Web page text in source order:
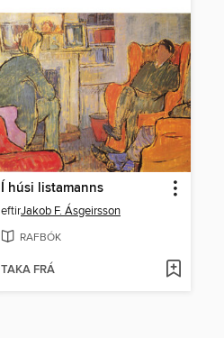
Í húsi listamanns
eftirJakob F. Ásgeirsson
RAFBÓK
TAKA FRÁ